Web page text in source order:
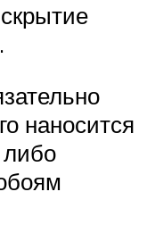
наносится